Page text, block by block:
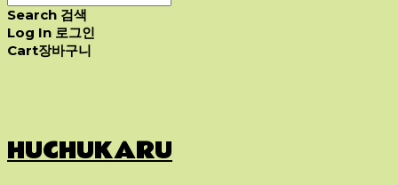
Search 검색
Log In 로그인
Cart장바구니
HUCHUKARU